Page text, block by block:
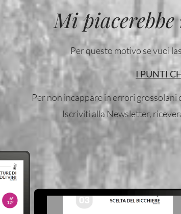
Mi
Per questo motivo se vuoi
I PUNTI
Per non incappare in errori grossolani
Iscriviti alla Newsletter,